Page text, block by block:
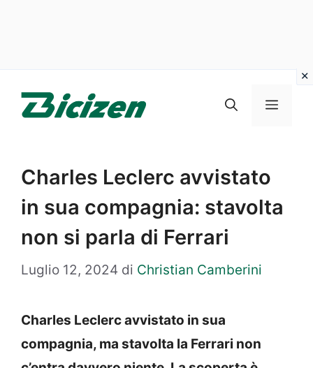
Menu
Charles Leclerc avvistato
in sua compagnia: stavolta
non si parla di Ferrari
Luglio 12, 2024 di Christian Camberini
Charles Leclerc avvistato in sua
compagnia, ma stavolta la Ferrari non